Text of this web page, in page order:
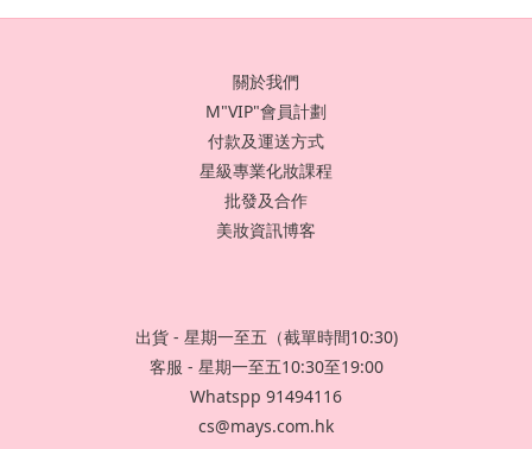
關於我們
M"VIP"會員計劃
付款及運送方式
星級專業化妝課程
批發及合作
美妝資訊博客
出貨 - 星期一至五（截單時間10:30)
客服 - 星期一至五10:30至19:00
Whatspp 91494116
cs@mays.com.hk